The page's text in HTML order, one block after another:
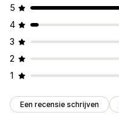
5
4
3
2
1
Een recensie schrijven